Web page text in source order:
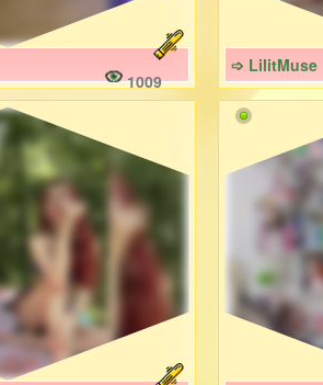
1009
➩ LilitMuse